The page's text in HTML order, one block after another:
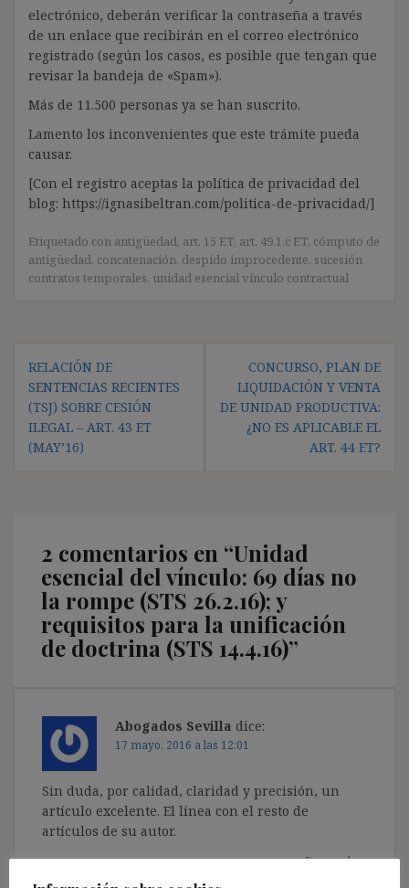
electrónico, deberán verificar la contraseña a través
de un enlace que recibirán en el correo electrónico
registrado (según los casos, es posible que tengan que
revisar la bandeja de «Spam»).
Más de 11.500 personas ya se han suscrito.
Lamento los inconvenientes que este trámite pueda
causar.
[Con el registro aceptas la política de privacidad del
blog: https://ignasibeltran.com/politica-de-privacidad/]
Etiquetado con antigüedad, art. 15 ET, art. 49.1.c ET, cómputo de
antigüedad, concatenación, despido improcedente, sucesión
contratos temporales, unidad esencial vínculo contractual
Navegación
de
entradas
RELACIÓN DE
SENTENCIAS RECIENTES
(TSJ) SOBRE CESIÓN
ILEGAL – ART. 43 ET
(MAY’16)
CONCURSO, PLAN DE
LIQUIDACIÓN Y VENTA
DE UNIDAD PRODUCTIVA:
¿NO ES APLICABLE EL
ART. 44 ET?
2 comentarios en “Unidad
esencial del vínculo: 69 días no
la rompe (STS 26.2.16); y
requisitos para la unificación
de doctrina (STS 14.4.16)”
Abogados Sevilla dice:
17 mayo, 2016 a las 12:01
Sin duda, por calidad, claridad y precisión, un
artículo excelente. El línea con el resto de
artículos de su autor.
Responder